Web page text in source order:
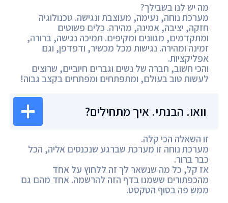
מה יש לנו בשבילך?
מערכת נוחה, נעימה, מעוצבת ונגישה. טכנולוגיה
חזקה, יציבה, אמינה, מהירה. כלים פשוטים
ומתקדמים, מגוונים ומקיפים. תמיכה נגישה, ברורה,
זמינה ומהירה. נגישות מכל מכשיר, ודפדפן, וגם
אפליקציות.
והכי חשוב, חברה של נשים וגברים חיוביים, שרוצים
לעשות טוב בעולם, ומתפתחים ומפתחים בקצב גבוה!
וואו. הבנתי. איך מתחילים?
זו השאלה הכי קלה.
מערכת נוחה זו מערכת שברגע שנכנסים אליה, הכל
כבר ברור.
אז קל, כל מה שנשאר לך זה ללחוץ על אחד
מהכפתורים ששמנו בדף הזה להרשמה. אחד מהם גם
ממש פה בסוף הטקסט.